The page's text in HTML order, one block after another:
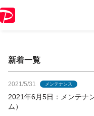
PayPayからのお
新着一覧
2021/5/31 メンテナンス
2021年6月5日：メンテナ
ム）